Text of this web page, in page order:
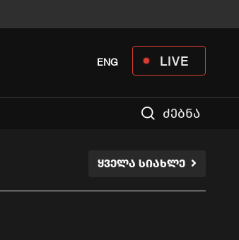
LIVE
ENG
ძებნა
ᲧᲕᲔᲚᲐ ᲡᲘᲐᲮᲚᲔ